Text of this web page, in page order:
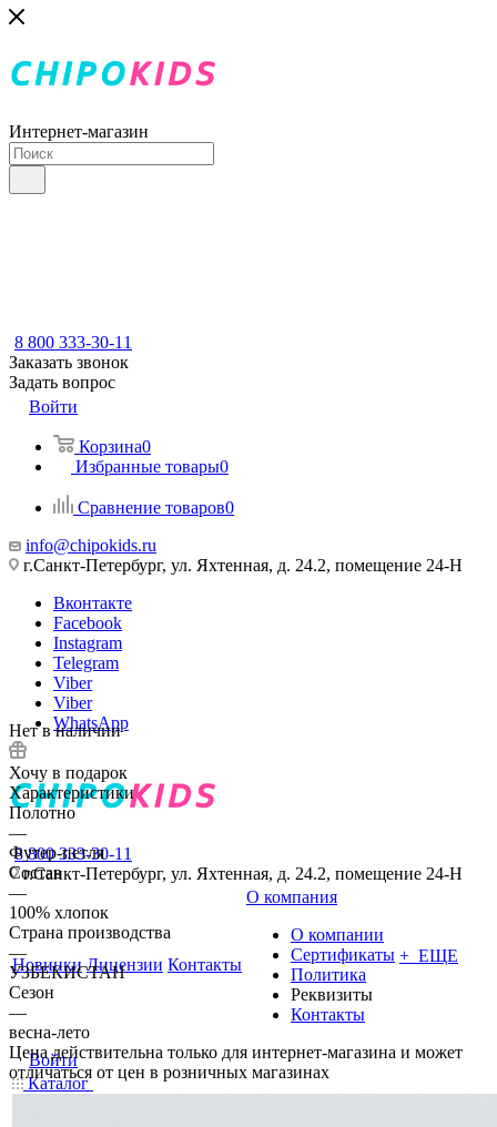
Интернет-магазин
8 800 333-30-11
Заказать звонок
Задать вопрос
Войти
Корзина0
Избранные товары0
Сравнение товаров0
info@chipokids.ru
г.Санкт-Петербург, ул. Яхтенная, д. 24.2, помещение 24-Н
Вконтакте
Facebook
Instagram
Telegram
Viber
Viber
WhatsApp
8 800 333-30-11
г.Санкт-Петербург, ул. Яхтенная, д. 24.2, помещение 24-Н
Новинки Лицензии Контакты
О компания
О компании
Сертификаты
Политика
Реквизиты
Контакты
+ ЕЩЕ
Войти
Каталог
Нет в наличии
Хочу в подарок
Характеристики
Полотно
—
Футер-петля
Состав
—
100% хлопок
Страна производства
—
УЗБЕКИСТАН
Сезон
—
весна-лето
Цена действительна только для интернет-магазина и может
отличаться от цен в розничных магазинах